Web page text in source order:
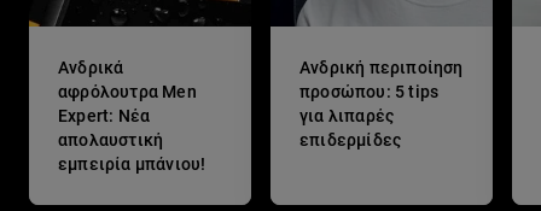
Ανδρικά
αφρόλουτρα Men
Expert: Νέα
απολαυστική
εμπειρία μπάνιου!
Ανδρική περιποίηση
προσώπου: 5 tips
για λιπαρές
επιδερμίδες